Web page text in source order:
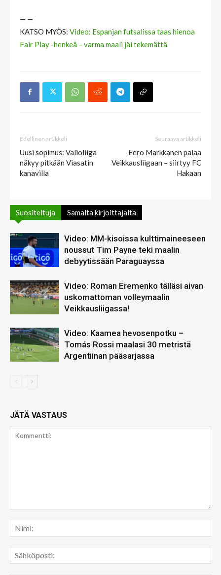
— —
KATSO MYÖS: Video: Espanjan futsalissa taas hienoa
Fair Play -henkeä – varma maali jäi tekemättä
Edellinen artikkeli
Uusi sopimus: Valioliiga
näkyy pitkään Viasatin
kanavilla
Seuraava artikkeli
Eero Markkanen palaa
Veikkausliigaan – siirtyy FC
Hakaan
Suositeltuja Samalta kirjoittajalta
Video: MM-kisoissa kulttimaineeseen
noussut Tim Payne teki maalin
debyytissään Paraguayssa
Video: Roman Eremenko tälläsi aivan
uskomattoman volleymaalin
Veikkausliigassa!
Video: Kaamea hevosenpotku –
Tomás Rossi maalasi 30 metristä
Argentiinan pääsarjassa
JÄTÄ VASTAUS